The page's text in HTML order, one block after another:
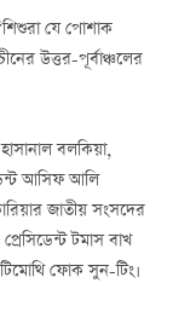
শিশুরা যে পোশাক
উত্তর-পূর্বাঞ্চলের
বলকিয়া,
আসিফ আলি
জাতীয় সংসদের
টমাস বাখ
ফোক সুন-টিং।